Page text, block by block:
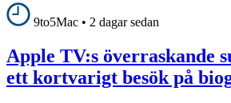
9to5Mac • 2 dagar sedan
Apple TV:s överraskande
ett kortvarigt besök på